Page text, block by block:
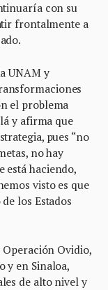
con su
frontalmente a
UNAM y
el problema
y afirma que
pues “no
no hay
está haciendo,
visto es que
los Estados
Ovidio,
y en Sinaloa,
de alto nivel y